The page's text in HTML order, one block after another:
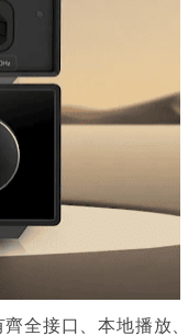
全接口、本地播放、